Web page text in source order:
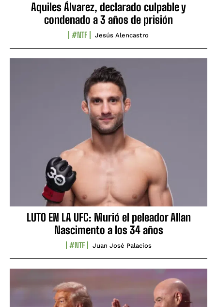
Aquiles Álvarez, declarado culpable y
condenado a 3 años de prisión
#NTF Jesús Alencastro
LUTO EN LA UFC: Murió el peleador Allan
Nascimento a los 34 años
#NTF Juan José Palacios